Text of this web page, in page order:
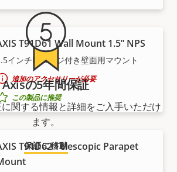
T91D61 Wall Mount 1.5” NPS
インチNPSネジ付き壁面用マウント
追加のアクセサリーが必要
この製品に推奨
T91D62 Telescopic Parapet
Axisの5年間保証
関する情報と詳細をご入手いただけ
ます。
保証に移動